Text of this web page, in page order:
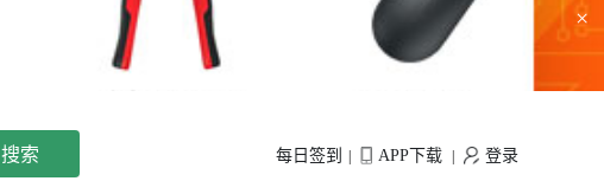
×
搜索 每日签到 APP下载 登录